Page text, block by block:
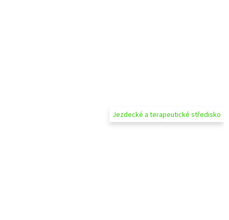
Jezdecké a terapeutické středisko